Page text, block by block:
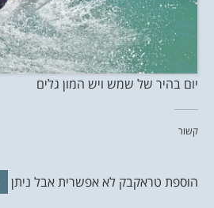
יום בהיר של שמש ויש המון גלים
קשור
הוספת טראקבק לא אפשרית אבל ניתן